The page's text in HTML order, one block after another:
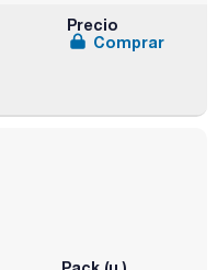
Precio
Comprar